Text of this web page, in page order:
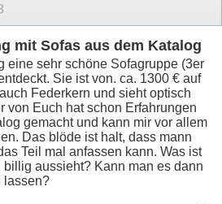
mit Sofas aus dem Katalog
eine sehr schöne Sofagruppe (3er
Sie ist von. ca. 1300 € auf
Federkern und sieht optisch
von Euch hat schon Erfahrungen
gemacht und kann mir vor allem
Das blöde ist halt, dass mann
Teil mal anfassen kann. Was ist
aussieht? Kann man es dann
lassen?